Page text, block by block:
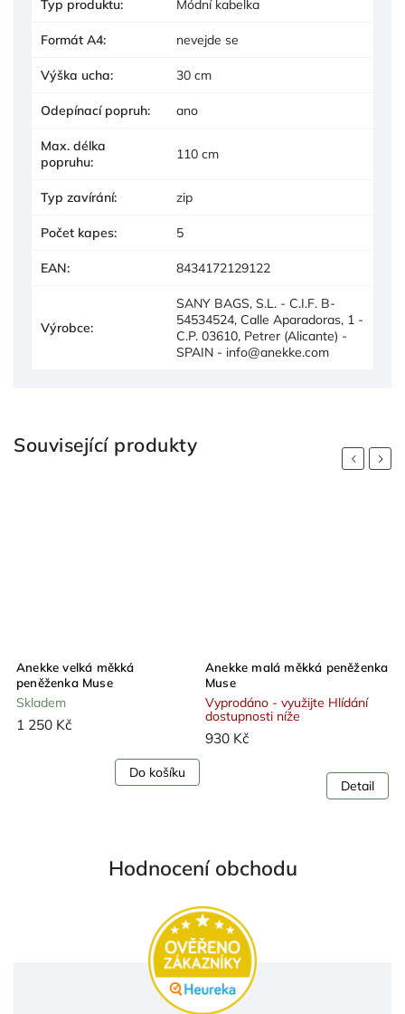
Typ produktu: Módní kabelka
Formát A4: nevejde se
Výška ucha: 30 cm
Odepínací popruh: ano
Max. délka
popruhu: 110 cm
Typ zavírání: zip
Počet kapes: 5
EAN: 8434172129122
Výrobce:
SANY BAGS, S.L. - C.I.F. B-
54534524, Calle Aparadoras, 1 -
C.P. 03610, Petrer (Alicante) -
SPAIN - info@anekke.com
Související produkty
Previous
Anekke velká měkká
peněženka Muse
Skladem
1 250 Kč
Do košíku
Anekke malá měkká peněženka
Muse
Vyprodáno - využijte Hlídání
dostupnosti níže
930 Kč
Detail
Next
Hodnocení obchodu